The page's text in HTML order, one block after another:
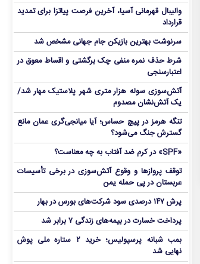
والیبال قهرمانی آسیا، آخرین فرصت پیاتزا برای تمدید
قرارداد
سرنوشت بهترین بازیکن جام جهانی مشخص شد
شرط حذف نمره منفی چک برگشتی و اقساط معوق در
اعتبارسنجی
آتش‌سوزی سوله هزار متری شهر پلاستیک مهار شد/
یک آتش‌نشان مصدوم
تنگه هرمز در پیچ حساس؛ آیا میانجی‌گری عمان مانع
گسترش جنگ می‌شود؟
«SPF» در کرم ضد آفتاب به چه معناست؟
توقف پروازها و وقوع آتش‌سوزی در برخی تأسیسات
عربستان در پی حمله یمن
پرش ۱۴۷ درصدی سود شرکت‌های بورس در بهار
پرداخت خسارت در بیمه‌های زندگی ۷ برابر شد
بمب شبانه پرسپولیس؛ خرید ۲ ستاره ملی پوش
نهایی شد